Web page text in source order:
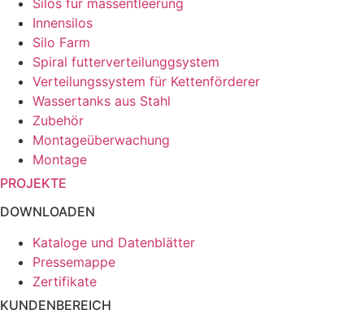
Silos für massentleerung
Innensilos
Silo Farm
Spiral futterverteilunggsystem
Verteilungssystem für Kettenförderer
Wassertanks aus Stahl
Zubehör
Montageüberwachung
Montage
PROJEKTE
DOWNLOADEN
Kataloge und Datenblätter
Pressemappe
Zertifikate
KUNDENBEREICH